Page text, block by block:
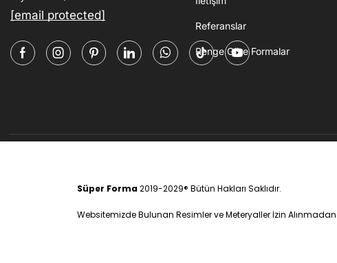
[email protected]
Referanslar
Renge Göre Formalar
Süper Forma2019-2029® Bütün Hakları Saklıdır.
Websitemizde Bulunan Resimler ve Meteryaller İzin